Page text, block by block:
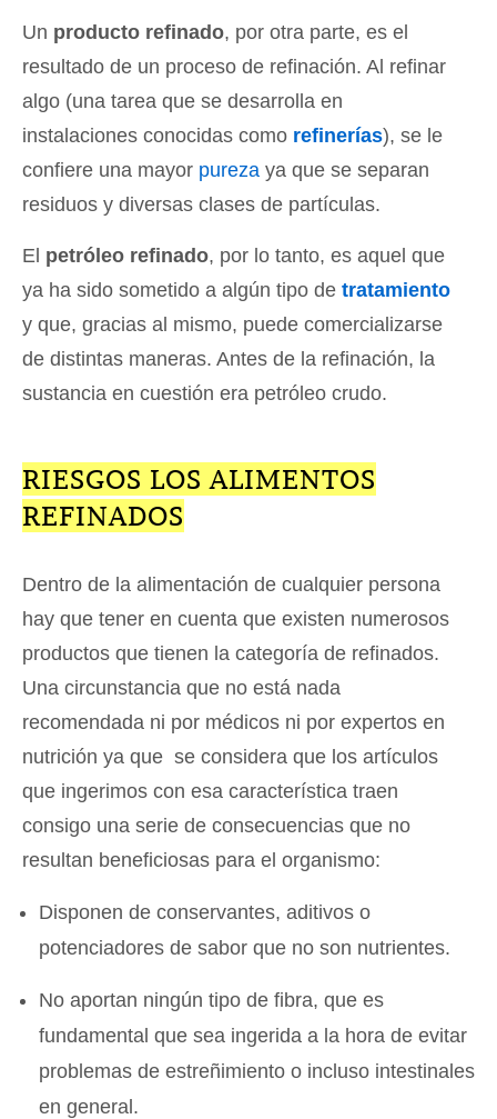
Un producto refinado, por otra parte, es el
resultado de un proceso de refinación. Al refinar
algo (una tarea que se desarrolla en
instalaciones conocidas como refinerías), se le
confiere una mayor pureza ya que se separan
residuos y diversas clases de partículas.
El petróleo refinado, por lo tanto, es aquel que
ya ha sido sometido a algún tipo de tratamiento
y que, gracias al mismo, puede comercializarse
de distintas maneras. Antes de la refinación, la
sustancia en cuestión era petróleo crudo.
RIESGOS LOS ALIMENTOS
REFINADOS
Dentro de la alimentación de cualquier persona
hay que tener en cuenta que existen numerosos
productos que tienen la categoría de refinados.
Una circunstancia que no está nada
recomendada ni por médicos ni por expertos en
nutrición ya que se considera que los artículos
que ingerimos con esa característica traen
consigo una serie de consecuencias que no
resultan beneficiosas para el organismo:
Disponen de conservantes, aditivos o
potenciadores de sabor que no son nutrientes.
No aportan ningún tipo de fibra, que es
fundamental que sea ingerida a la hora de evitar
problemas de estreñimiento o incluso intestinales
en general.